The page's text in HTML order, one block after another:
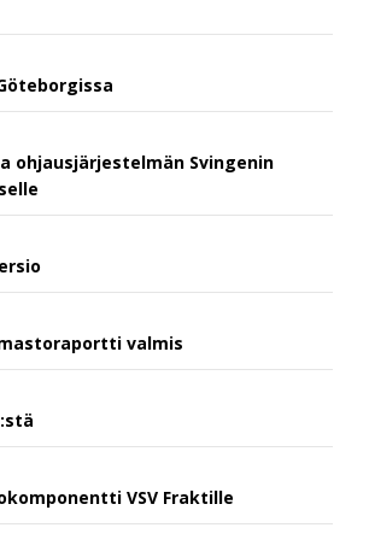
ohjausjärjestelmän Svingenin
valmis
VSV Fraktille